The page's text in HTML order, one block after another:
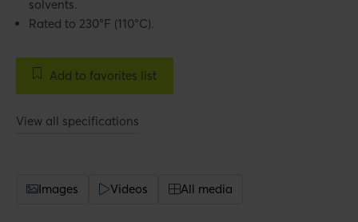
solvents.
Rated to 230°F (110°C).
Add to favorites list
View all specifications
Images Videos All media